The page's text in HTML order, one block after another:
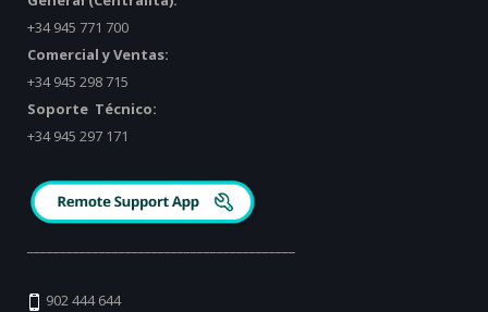
+34 945 771 700
Comercial y Ventas:
+34 945 298 715
Soporte Técnico:
+34 945 297 171
902 444 644